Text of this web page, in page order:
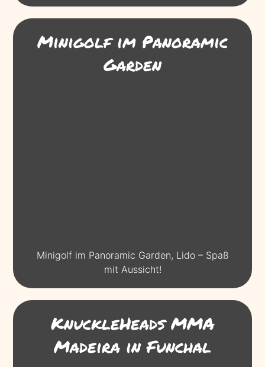
Minigolf im Panoramic
Garden
Minigolf im Panoramic Garden, Lido – Spaß
mit Aussicht!
KnuckleHeads MMA
Madeira in Funchal